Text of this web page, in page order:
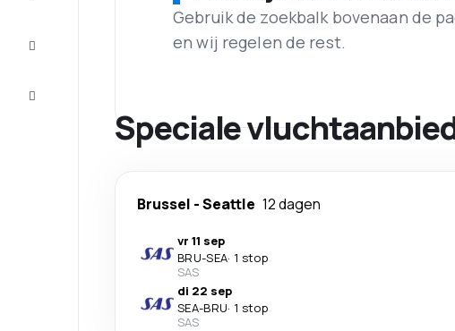
Gebruik de zoekbalk bovenaan de
en wij regelen de rest.
Speciale
Brussel -Seattle 12 dagen
vr 11 sep
BRU-SEA· 1 stop
SAS
di 22 sep
SEA-BRU· 1 stop
SAS